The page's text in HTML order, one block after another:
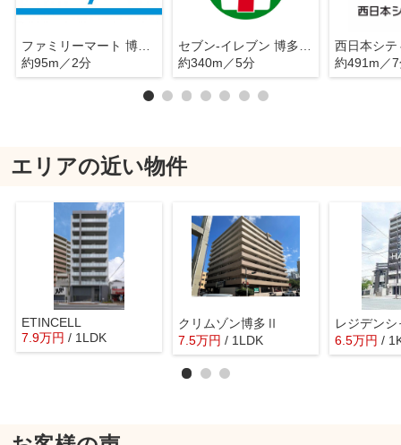
ファミリーマート 博多対馬小路店
約95m／2分
約340m／5分
約491m／
エリアの近い物件
ETINCELL
7.9万円 / 1LDK
クリムゾン博多Ⅱ
7.5万円 / 1LDK 6.5万円 /